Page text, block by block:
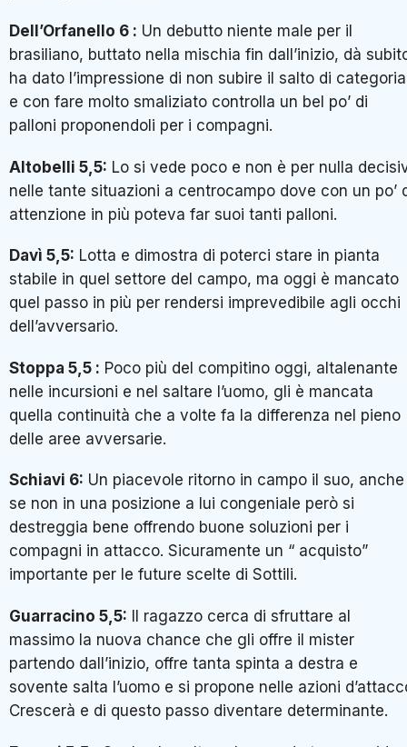
Dell’Orfanello 6 : Un debutto niente male per il
brasiliano, buttato nella mischia fin dall’inizio, dà
ha dato l’impressione di non subire il salto di categoria
e con fare molto smaliziato controlla un bel po’ di
palloni proponendoli per i compagni.
Altobelli 5,5: Lo si vede poco e non è per nulla
nelle tante situazioni a centrocampo dove con un po’
attenzione in più poteva far suoi tanti palloni.
Davì 5,5: Lotta e dimostra di poterci stare in pianta
stabile in quel settore del campo, ma oggi è mancato
quel passo in più per rendersi imprevedibile agli occhi
dell’avversario.
Stoppa 5,5 : Poco più del compitino oggi, altalenante
nelle incursioni e nel saltare l’uomo, gli è mancata
quella continuità che a volte fa la differenza nel pieno
delle aree avversarie.
Schiavi 6: Un piacevole ritorno in campo il suo, anche
se non in una posizione a lui congeniale però si
destreggia bene offrendo buone soluzioni per i
compagni in attacco. Sicuramente un “ acquisto”
importante per le future scelte di Sottili.
Guarracino 5,5: Il ragazzo cerca di sfruttare al
massimo la nuova chance che gli offre il mister
partendo dall’inizio, offre tanta spinta a destra e
sovente salta l’uomo e si propone nelle azioni
Crescerà e di questo passo diventare determinante.